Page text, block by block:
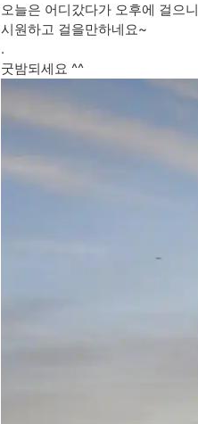
오늘은 어디갔다가 오후에 걸으니
시원하고 걸을만하네요~
.
굿밤되세요 ^^